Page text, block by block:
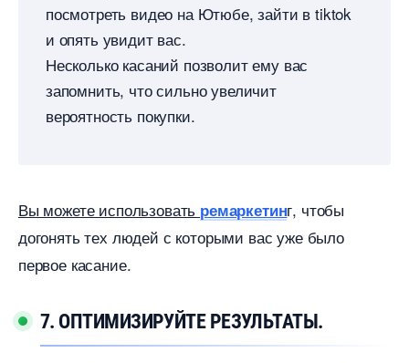
посмотреть видео на Ютюбе, зайти в tiktok
и опять увидит вас.
Несколько касаний позволит ему вас
запомнить, что сильно увеличит
ероятность покупки.
ы можете использовать ремаркетин, чтобы
догонять тех людей с которыми вас уже было
первое касание.
7. ОПТИМИЗИРУЙТЕ РЕЗУЛЬТАТЫ.